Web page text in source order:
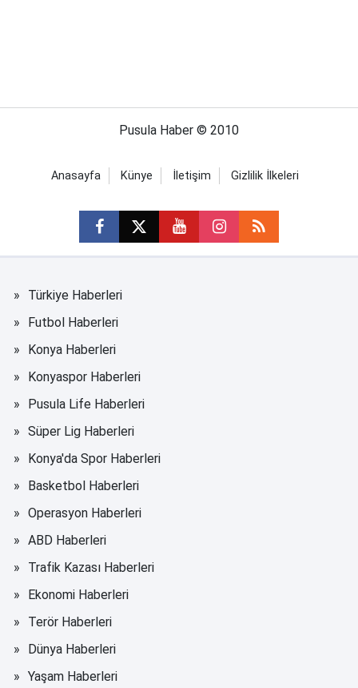
Pusula Haber © 2010
Anasayfa Künye İletişim Gizlilik İlkeleri
Türkiye Haberleri
Futbol Haberleri
Konya Haberleri
Konyaspor Haberleri
Pusula Life Haberleri
Süper Lig Haberleri
Konya'da Spor Haberleri
Basketbol Haberleri
Operasyon Haberleri
ABD Haberleri
Trafik Kazası Haberleri
Ekonomi Haberleri
Terör Haberleri
Dünya Haberleri
Yaşam Haberleri